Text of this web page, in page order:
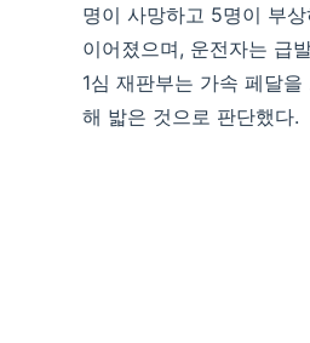
명이 사망하고 5명이 부
이어졌으며, 운전자는 급
1심 재판부는 가속 페달
해 밟은 것으로 판단했다.